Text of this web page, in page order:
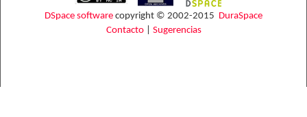
DSpace software copyright © 2002-2015 DuraSpace
Contacto| Sugerencias